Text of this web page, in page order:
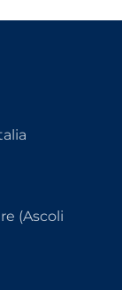
(Ascoli